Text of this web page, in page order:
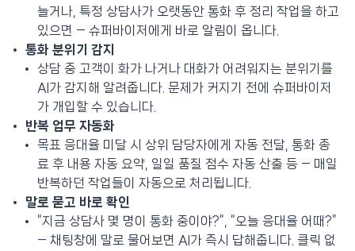
늘거나, 특정 상담사가 오랫동안 통화 후 정리 작업을 하고
있으면 — 슈퍼바이저에게 바로 알림이 옵니다.
통화 분위기 감지
상담 중 고객이 화가 나거나 대화가 어려워지는 분위기를
AI가 감지해 알려줍니다. 문제가 커지기 전에 슈퍼바이저
가 개입할 수 있습니다.
반복 업무 자동화
목표 응대율 미달 시 상위 담당자에게 자동 전달, 통화 종
료 후 내용 자동 요약, 일일 품질 점수 자동 산출 등 — 매일
반복하던 작업들이 자동으로 처리됩니다.
말로 묻고 바로 확인
“지금 상담사 몇 명이 통화 중이야?”, “오늘 응대율 어때?”
— 채팅창에 말로 물어보면 AI가 즉시 답해줍니다. 클릭 없